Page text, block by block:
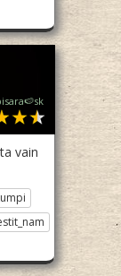
vain